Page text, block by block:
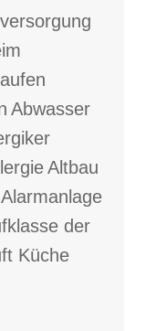
Abwasser
Altbau
Alarmanlage
der
Küche